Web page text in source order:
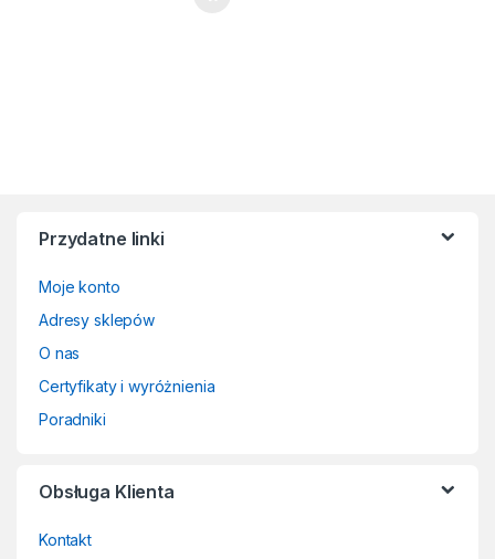
Przydatne linki
Moje konto
Adresy sklepów
O nas
Certyfikaty i wyróżnienia
Poradniki
Obsługa Klienta
Kontakt